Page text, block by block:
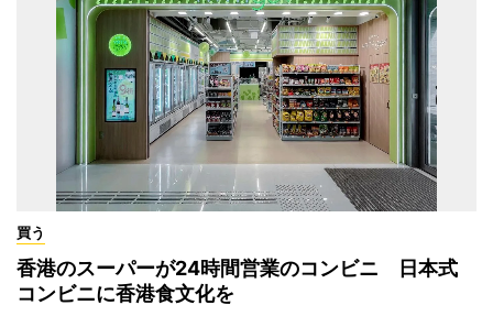
買う
香港のスーパーが24時間営業のコンビニ 日本式
コンビニに香港食文化を